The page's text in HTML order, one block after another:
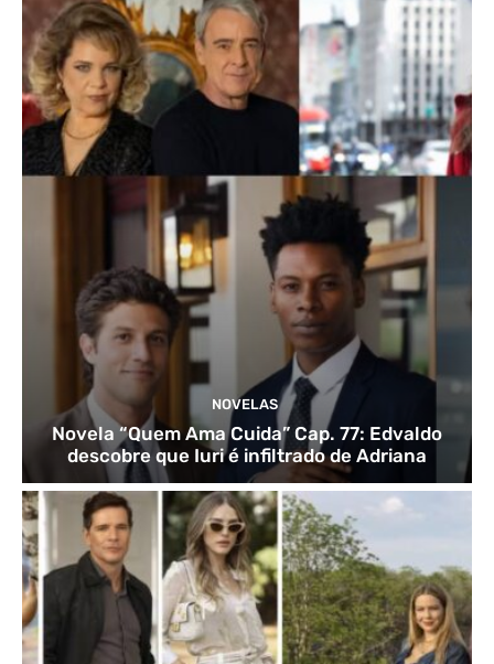
NOVELAS
Novela “Quem Ama Cuida” Cap. 77: Edvaldo
descobre que Iuri é infiltrado de Adriana